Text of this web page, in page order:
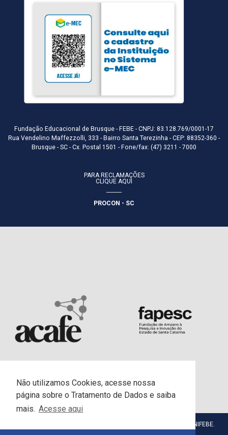
Não utilizamos Cookies, acesse nossa
página sobre o Tratamento de Dados e saiba
mais. Acesse aqui
Fundação Educacional de Brusque - FEBE - CNPJ: 83.128.769/0001-17
Rua Vendelino Maffezzolli, 333 - Bairro Santa Terezinha - CEP: 88352-360 -
Brusque - SC - Cx. Postal 1501 - Fone/fax: (47) 3211 - 7000
PARA RECLAMAÇÕES
CLIQUE AQUI
PROCON - SC
© Centro Universitário da Fundação Educacional de Brusque - UNIFEBE.